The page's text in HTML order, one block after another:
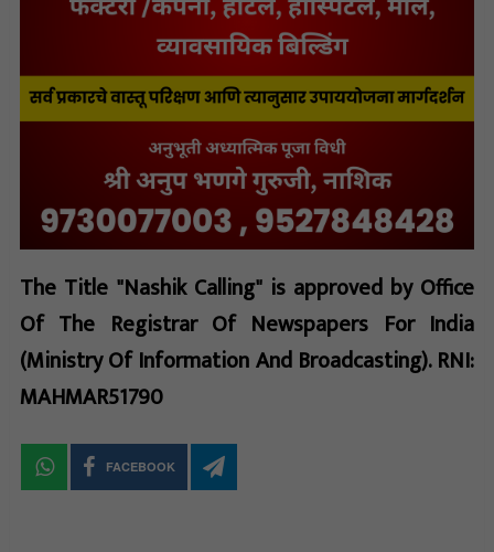
The Title "Nashik Calling" is approved by Office
Of The Registrar Of Newspapers For India
(Ministry Of Information And Broadcasting). RNI:
MAHMAR51790
FACEBOOK